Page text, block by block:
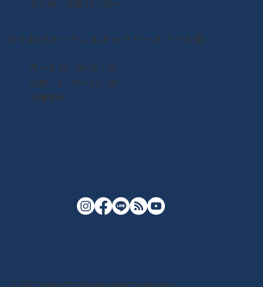
せり市 日曜 10：00〜
ゆりあげキッチン＆ギャラリーメイプル館
月〜土 10：00-16：00
日祝 6：00〜13：00
木曜定休
© 2026 Yuriage Port Morning Market Cooperative